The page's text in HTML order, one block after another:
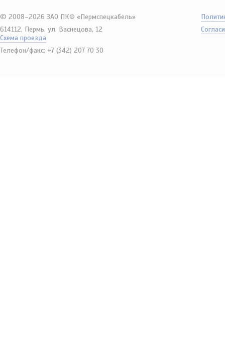
© 2008–2026 ЗАО ПКФ «Пермспецкабель»
614112, Пермь, ул. Васнецова, 12
Схема проезда
Телефон/факс: +7 (342) 207 70 30